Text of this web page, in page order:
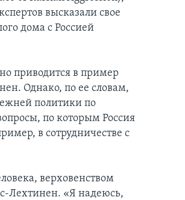
высказали свое
дома с Россией
приводится в пример
Однако, по ее словам,
политики по
по которым Россия
в сотрудничестве с
верховенством
Лехтинен. «Я надеюсь,